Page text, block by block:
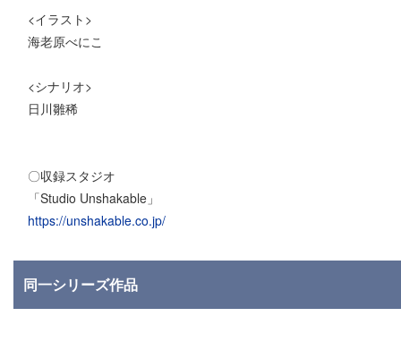
<イラスト>
海老原べにこ
<シナリオ>
日川雛稀
〇収録スタジオ
「Studio Unshakable」
https://unshakable.co.jp/
同一シリーズ作品